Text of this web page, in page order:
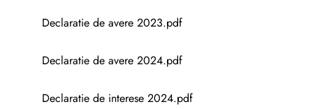
Declaratie de avere 2023.pdf
Declaratie de avere 2024.pdf
Declaratie de interese 2024.pdf